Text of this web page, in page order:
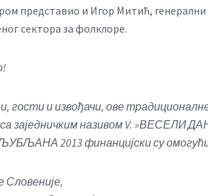
представио и Игор Митић, генерални
сектора за фолклоре.
гости и извођачи, ове
са заједничким називом V.
2013 финанцијски су
Словеније,